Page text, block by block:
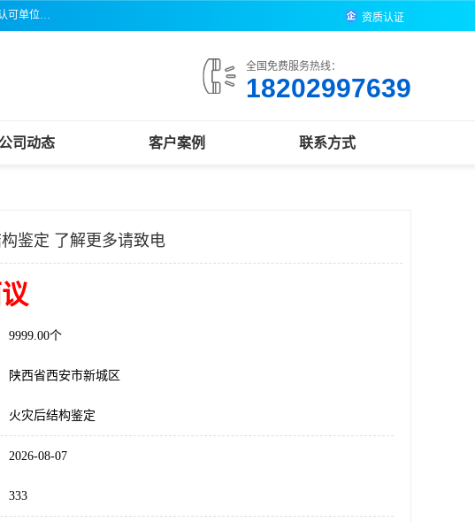
三亚市吉奥普建设工程质量检测有限公司陕西分公司是一家专业从事建筑主体结构检测鉴定的第三方机构，本公司经陕西省和西安本市备案认可单位，公司各项检测仪器设备齐全，检测人员经过严格训练，熟练掌握各项仪器设备的操作及维护工作，检测人员全部取得了资格证书，以保证质量管理体系的有效运行， 保证检测工作的公正性、科学性和准确性，更好地为社会服务。 资质认证
全国免费服务热线：
18202997639
公司动态 客户案例 联系方式
鉴定 了解更多请致电
9999.00个
陕西省西安市新城区
火灾后结构鉴定
2026-08-07
333